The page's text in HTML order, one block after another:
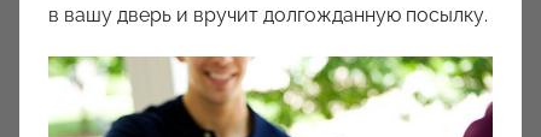
в вашу дверь и вручит долгожданную посылку.